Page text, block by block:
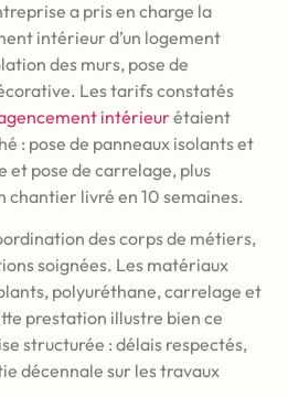
a pris en charge la
intérieur d’un logement
des murs, pose de
Les tarifs constatés
intérieurétaient
: pose de panneaux isolants et
pose de carrelage, plus
chantier livré en 10 semaines.
des corps de métiers,
soignées. Les matériaux
polyuréthane, carrelage et
prestation illustre bien ce
structurée : délais respectés,
décennale sur les travaux